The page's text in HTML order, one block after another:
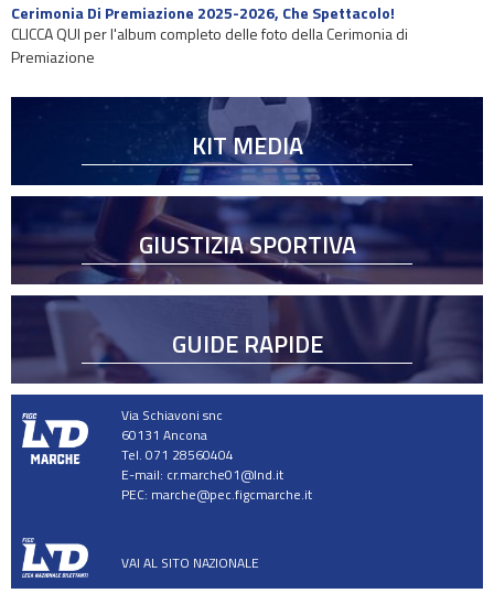
Cerimonia Di Premiazione 2025-2026, Che Spettacolo!
CLICCA QUI per l'album completo delle foto della Cerimonia di
Premiazione
KIT MEDIA
GIUSTIZIA SPORTIVA
GUIDE RAPIDE
Via Schiavoni snc
60131 Ancona
Tel. 071 28560404
E-mail: cr.marche01@lnd.it
PEC: marche@pec.figcmarche.it
VAI AL SITO NAZIONALE